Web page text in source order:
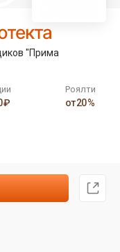
"Прима
₽
Роялти
от 20 %